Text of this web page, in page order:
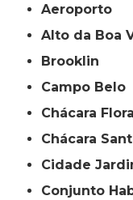
Aeroporto
Alto da Boa
Brooklin
Campo Belo
Chácara Flora
Chácara
Cidade
Conjunto